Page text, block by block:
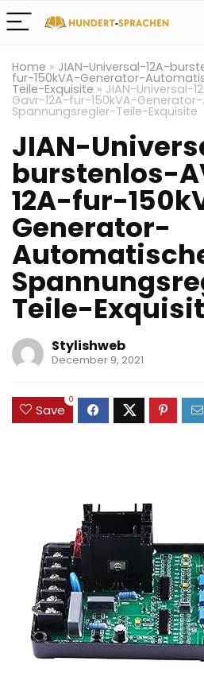
Home » JIAN-Universal-12A-
fur-150kVA-Generator-
Teile-Exquisite » JIAN-Universal-
Gavr-12A-fur-150kVA-
Spannungsregler-Teile-Exquisite
JIAN-
burstenlos-
12A-fur-
Generator-
Teile-
Stylishweb
December 9, 2021
Save
0